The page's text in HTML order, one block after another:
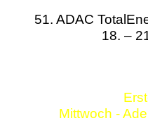
51. ADAC
18. –
Mittwoch -